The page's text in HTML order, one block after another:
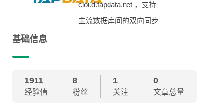
cloud.tapdata.net ，支持
主流数据库间的双向同步
基础信息
1911
经验值
8
粉丝
1
关注
0
文章总量